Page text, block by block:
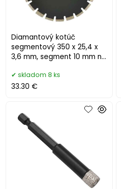
Diamantový kotúč
segmentový 350 x 25,4 x
3,6 mm, segment 10 mm na
skladom 8 ks
33.30 €